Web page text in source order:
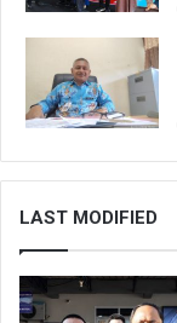
LAST MODIFIED